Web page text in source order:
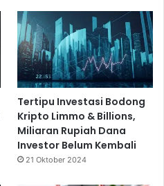
Tertipu Investasi Bodong
Kripto Limmo & Billions,
Miliaran Rupiah Dana
Investor Belum Kembali
21 Oktober 2024